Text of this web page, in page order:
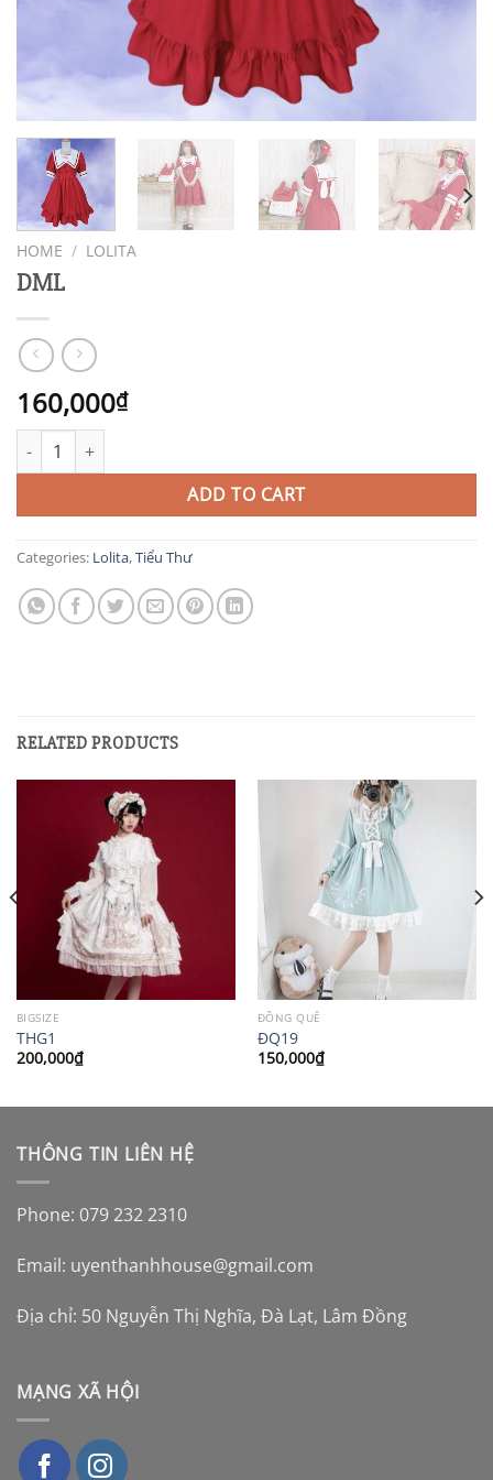
HOME / LOLITA
DML
160,000₫
DML quantity
ADD TO CART
Categories: Lolita,Tiểu Thư
RELATED PRODUCTS
BIGSIZE
THG1
200,000₫
ĐỒNG QUÊ
ĐQ19
150,000₫
THÔNG TIN LIÊN HỆ
Phone: 079 232 2310
Email: uyenthanhhouse@gmail.com
Địa chỉ: 50 Nguyễn Thị Nghĩa, Đà Lạt, Lâm Đồng
MẠNG XÃ HỘI